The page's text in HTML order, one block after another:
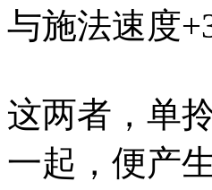
与施法速度+3
这两者，单
一起，便产